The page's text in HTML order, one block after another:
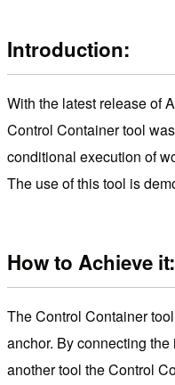
Introduction:
With the latest release of
Control Container tool
conditional execution of
The use of this tool is
How to Achieve it:
The Control Container
anchor. By connecting
another tool the Control